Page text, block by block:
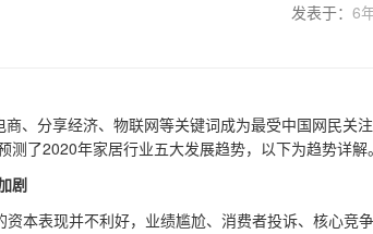
发表于： 6
、分享经济、物联网等关键词成为最受中国网民
了2020年家居行业五大发展趋势，以下为趋势详解。
剧
本表现并不利好，业绩尴尬、消费者投诉、核心